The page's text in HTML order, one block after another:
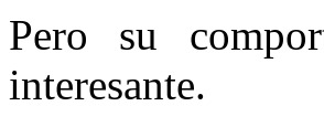
Pero su
interesante.